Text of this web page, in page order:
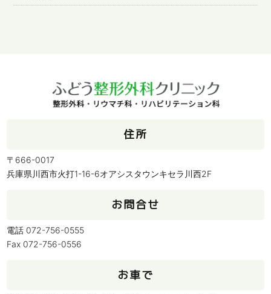
住所
〒666-0017
兵庫県川西市火打1-16-6オアシスタウンキセラ川西2F
お問合せ
電話 072-756-0555
Fax 072-756-0556
お車で